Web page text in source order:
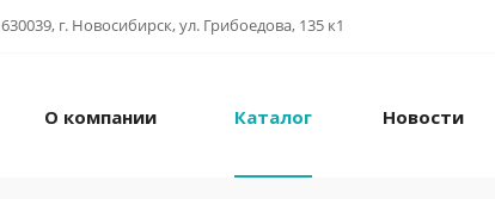
630039, г. Новосибирск, ул. Грибоедова, 135 к1
О компании Каталог Новости